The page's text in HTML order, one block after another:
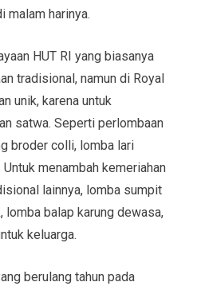
malam harinya.
HUT RI yang biasanya
tradisional, namun di Royal
unik, karena untuk
satwa. Seperti perlombaan
broder colli, lomba lari
menambah kemeriahan
lainnya, lomba sumpit
lomba balap karung dewasa,
keluarga.
berulang tahun pada